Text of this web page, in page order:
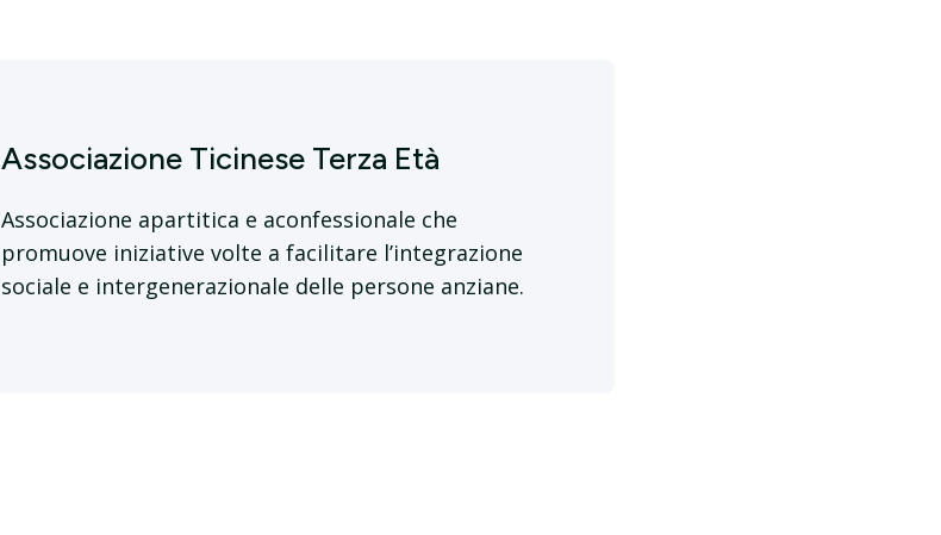
Associazione Ticinese Terza Età
Associazione apartitica e aconfessionale che
promuove iniziative volte a facilitare l’integrazione
sociale e intergenerazionale delle persone anziane.